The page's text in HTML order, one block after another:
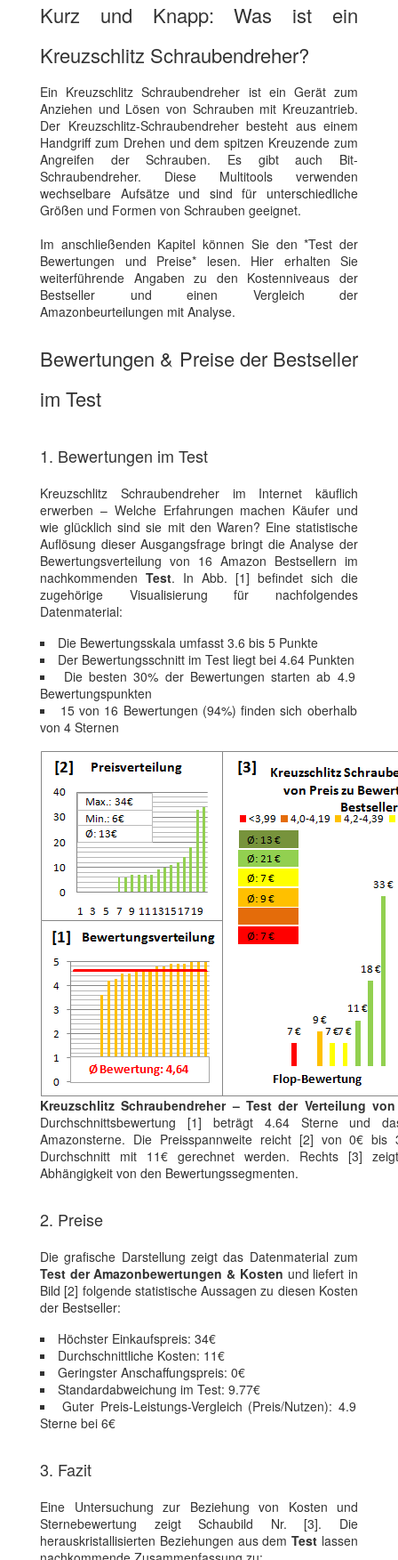
Kurz und Knapp: Was ist ein
Kreuzschlitz Schraubendreher?
Ein Kreuzschlitz Schraubendreher ist ein Gerät zum
Anziehen und Lösen von Schrauben mit Kreuzantrieb.
Der Kreuzschlitz-Schraubendreher besteht aus einem
Handgriff zum Drehen und dem spitzen Kreuzende zum
Angreifen der Schrauben. Es gibt auch Bit-
Schraubendreher. Diese Multitools verwenden
wechselbare Aufsätze und sind für unterschiedliche
Größen und Formen von Schrauben geeignet.
Im anschließenden Kapitel können Sie den *Test der
Bewertungen und Preise* lesen. Hier erhalten Sie
weiterführende Angaben zu den Kostenniveaus der
Bestseller und einen Vergleich der
Amazonbeurteilungen mit Analyse.
Bewertungen & Preise der Bestseller
im Test
1. Bewertungen im Test
Kreuzschlitz Schraubendreher im Internet käuflich
erwerben – Welche Erfahrungen machen Käufer und
wie glücklich sind sie mit den Waren? Eine statistische
Auflösung dieser Ausgangsfrage bringt die Analyse der
Bewertungsverteilung von 16 Amazon Bestsellern im
nachkommenden Test. In Abb. [1] befindet sich die
zugehörige Visualisierung für nachfolgendes
Datenmaterial:
Die Bewertungsskala umfasst 3.6 bis 5 Punkte
Der Bewertungsschnitt im Test liegt bei 4.64 Punkten
Die besten 30% der Bewertungen starten ab 4.9
Bewertungspunkten
15 von 16 Bewertungen (94%) finden sich oberhalb
von 4 Sternen
Kreuzschlitz Schraubendreher – Test der Verteilung
Durchschnittsbewertung [1] beträgt 4.64 Sterne und
Amazonsterne. Die Preisspannweite reicht [2] von 0€
Durchschnitt mit 11€ gerechnet werden. Rechts [3]
Abhängigkeit von den Bewertungssegmenten.
2. Preise
Die grafische Darstellung zeigt das Datenmaterial zum
Test der Amazonbewertungen & Kosten und liefert in
Bild [2] folgende statistische Aussagen zu diesen Kosten
der Bestseller:
Höchster Einkaufspreis: 34€
Durchschnittliche Kosten: 11€
Geringster Anschaffungspreis: 0€
Standardabweichung im Test: 9.77€
Guter Preis-Leistungs-Vergleich (Preis/Nutzen): 4.9
Sterne bei 6€
3. Fazit
Eine Untersuchung zur Beziehung von Kosten und
Sternebewertung zeigt Schaubild Nr. [3]. Die
herauskristallisierten Beziehungen aus demTest lassen